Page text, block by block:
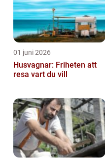
01 juni 2026
Husvagnar: Friheten att
resa vart du vill